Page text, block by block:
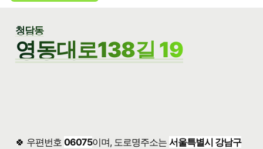
청담동
영동대로138길 19
🍀 우편번호 06075이며, 도로명주소는서울특별시 강남구